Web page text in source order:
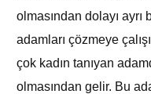
olmasından dolayı ayrı
adamları çözmeye
çok kadın tanıyan
olmasından gelir. Bu